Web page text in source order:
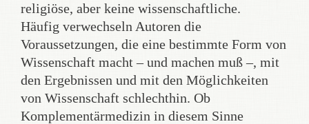
religiöse, aber keine wissenschaftliche.
Häufig verwechseln Autoren die
Voraussetzungen, die eine bestimmte Form von
Wissenschaft macht – und machen muß –, mit
den Ergebnissen und mit den Möglichkeiten
von Wissenschaft schlechthin. Ob
Komplementärmedizin in diesem Sinne